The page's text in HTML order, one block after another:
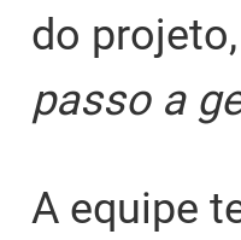
do
passo a
A equipe